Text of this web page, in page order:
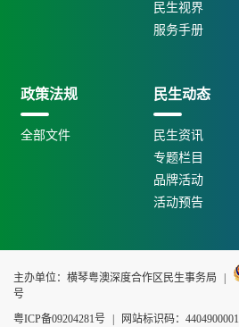
民生视界
服务手册
政策法规
全部文件
民生动态
民生资讯
专题栏目
品牌活动
活动预告
主办单位：横琴粤澳深度合作区民生事务局
号
粤ICP备09204281号
网站标识码：4404900001